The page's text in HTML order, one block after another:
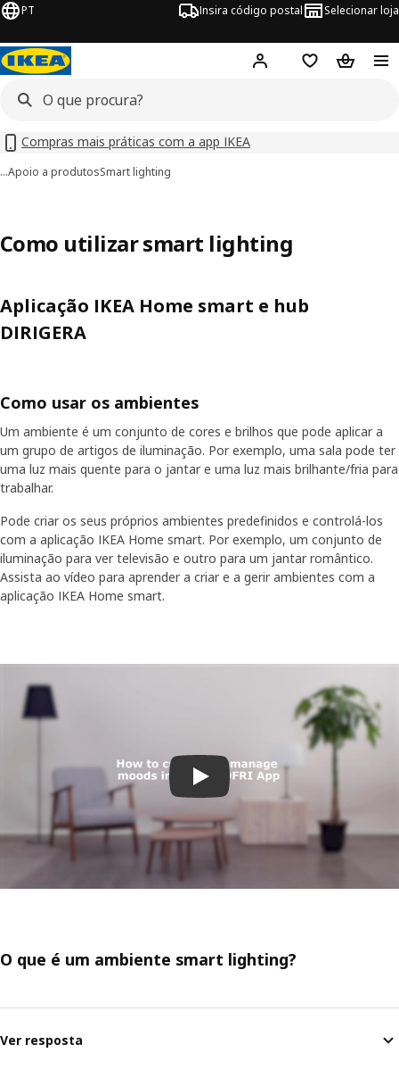
PT Insira código postal Selecionar loja
Hej! Inicie sessão
FavoritosCesto de
Compras mais práticas com a app IKEA
…Apoio a produtosSmart lighting
Como utilizar smart lighting
Aplicação IKEA Home smart e hub
DIRIGERA
Como usar os ambientes
Um ambiente é um conjunto de cores e brilhos que pode aplicar a
um grupo de artigos de iluminação. Por exemplo, uma sala pode ter
uma luz mais quente para o jantar e uma luz mais brilhante/fria para
trabalhar.
Pode criar os seus próprios ambientes predefinidos e controlá-los
com a aplicação IKEA Home smart. Por exemplo, um conjunto de
iluminação para ver televisão e outro para um jantar romântico.
Assista ao vídeo para aprender a criar e a gerir ambientes com a
aplicação IKEA Home smart.
Reproduz o vídeo
O que é um ambiente smart lighting?
Ver resposta